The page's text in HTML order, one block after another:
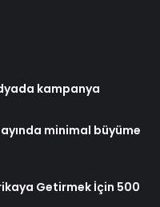
kampanya
minimal büyüme
Getirmek İçin 500